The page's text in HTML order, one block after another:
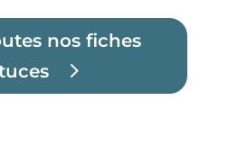
nos fiches